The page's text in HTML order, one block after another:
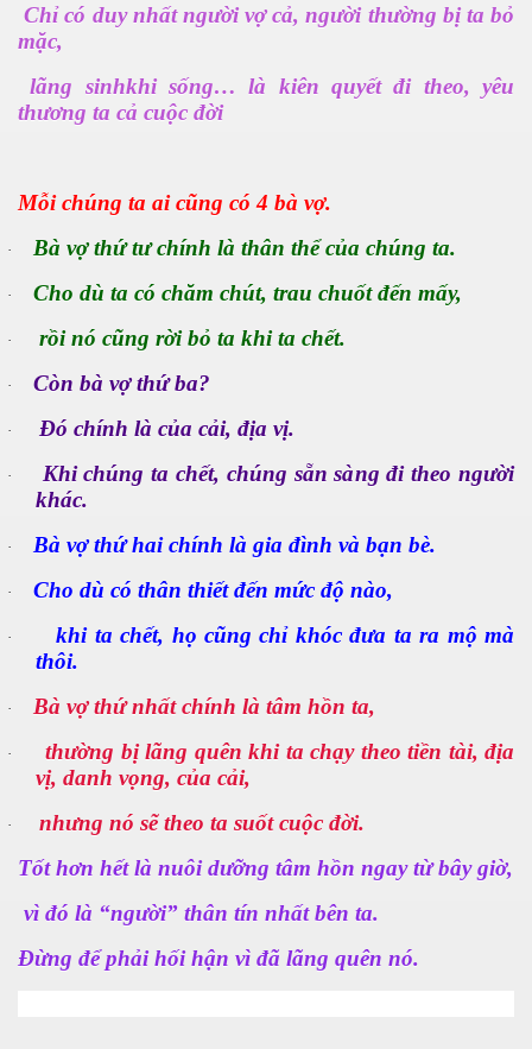
Chỉ có duy nhất người vợ cả, người thường bị ta bỏ
mặc,
lãng sinhkhi sống… là kiên quyết đi theo, yêu
thương ta cả cuộc đời
Mỗi chúng ta ai cũng có 4 bà vợ.
· Bà vợ thứ tư chính là thân thể của chúng ta.
· Cho dù ta có chăm chút, trau chuốt đến mấy,
· rồi nó cũng rời bỏ ta khi ta chết.
· Còn bà vợ thứ ba?
· Đó chính là của cải, địa vị.
·
Khi chúng ta chết, chúng sẵn sàng đi theo người
khác.
· Bà vợ thứ hai chính là gia đình và bạn bè.
· Cho dù có thân thiết đến mức độ nào,
·
khi ta chết, họ cũng chỉ khóc đưa ta ra mộ mà
thôi.
· Bà vợ thứ nhất chính là tâm hồn ta,
·
thường bị lãng quên khi ta chạy theo tiền tài, địa
vị, danh vọng, của cải,
·
nhưng nó sẽ theo ta suốt cuộc đời.
Tốt hơn hết là nuôi dưỡng tâm hồn ngay từ bây giờ,
vì đó là “người” thân tín nhất bên ta.
Đừng để phải hối hận vì đã lãng quên nó.